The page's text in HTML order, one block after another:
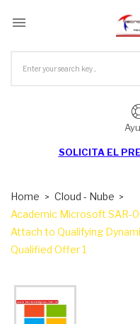

SOLICITA EL
Home
Cloud - Nube
Academic Microsoft SAR-
Attach to Qualifying
Qualified Offer 1